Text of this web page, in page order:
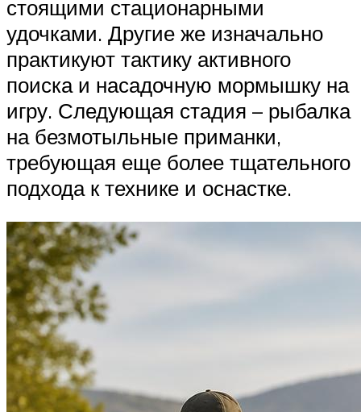
стоящими стационарными
удочками. Другие же изначально
практикуют тактику активного
поиска и насадочную мормышку на
игру. Следующая стадия – рыбалка
на безмотыльные приманки,
требующая еще более тщательного
подхода к технике и оснастке.